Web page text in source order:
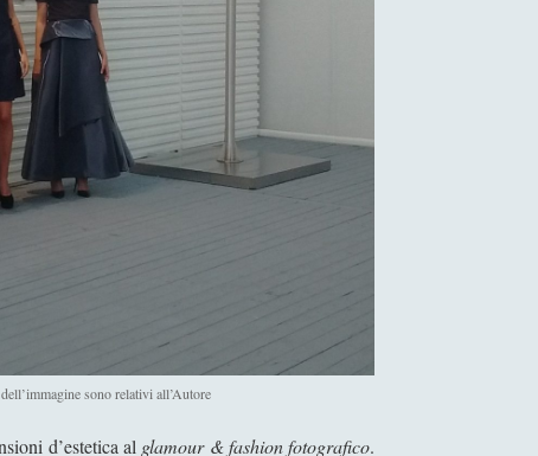
sono relativi all’Autore
d’estetica al glamour & fashion fotografico.